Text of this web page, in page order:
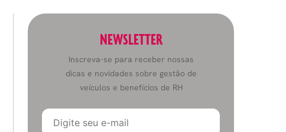
NEWSLETTER
Inscreva-se para receber nossas
dicas e novidades sobre gestão de
veículos e benefícios de RH